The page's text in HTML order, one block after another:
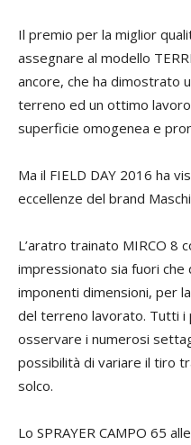
Il premio per la miglior
assegnare al modello
ancore, che ha dimostrato
terreno ed un ottimo lavoro
superficie omogenea e
Ma il FIELD DAY 2016 ha
eccellenze del brand
L’aratro trainato MIRCO 8
impressionato sia fuori che
imponenti dimensioni, per
del terreno lavorato. Tutti i
osservare i numerosi
possibilità di variare il tiro
solco.
Lo SPRAYER CAMPO 65